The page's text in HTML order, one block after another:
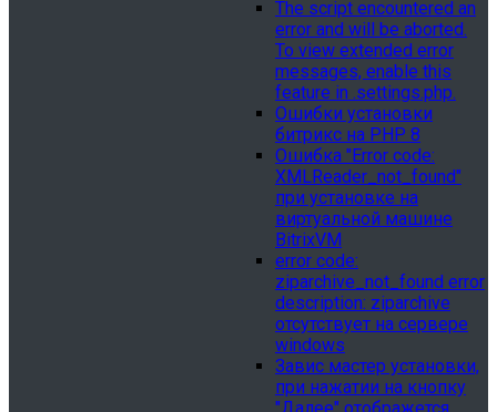
The script encountered an
error and will be aborted.
To view extended error
messages, enable this
feature in .settings.php.
Ошибки установки
битрикс на PHP 8
Ошибка "Error сode:
XMLReader_not_found"
при установке на
виртуальной машине
BitrixVM
error сode:
ziparchive_not_found error
description: ziparchive
отсутствует на сервере
windows
Завис мастер установки,
при нажатии на кнопку